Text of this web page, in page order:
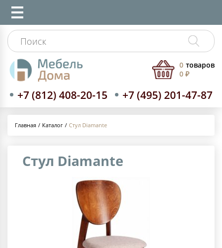
+7 (812) 408-20-15 +7 (495) 201-47-87
0 товаров
0 ₽
Главная Каталог Стул Diamante
Стул Diamante